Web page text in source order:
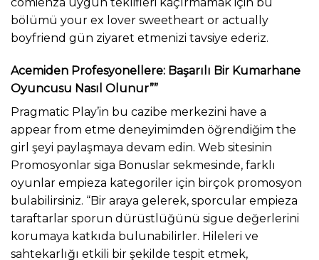
bölümü your ex lover sweetheart or actually
boyfriend gün ziyaret etmenizi tavsiye ederiz.
Acemiden Profesyonellere: Başarılı Bir Kumarhane
Oyuncusu Nasıl Olunur””
Pragmatic Play’in bu cazibe merkezini have a
appear from etme deneyimimden öğrendiğim the
girl şeyi paylaşmaya devam edin. Web sitesinin
Promosyonlar siga Bonuslar sekmesinde, farklı
oyunlar empieza kategoriler için birçok promosyon
bulabilirsiniz. “Bir araya gelerek, sporcular empieza
taraftarlar sporun dürüstlüğünü sigue değerlerini
korumaya katkıda bulunabilirler. Hileleri ve
sahtekarlığı etkili bir şekilde tespit etmek,